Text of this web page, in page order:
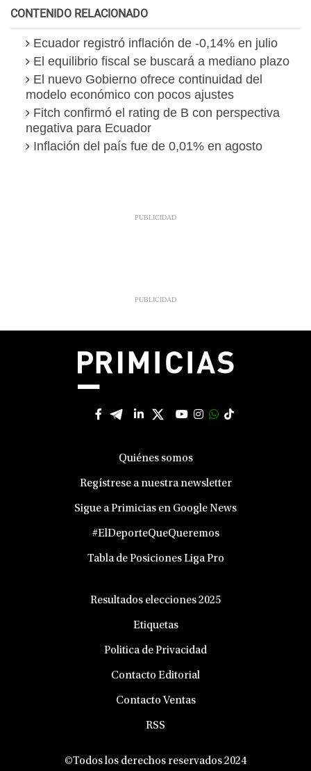
CONTENIDO RELACIONADO
Ecuador registró inflación de -0,14% en julio
El equilibrio fiscal se buscará a mediano plazo
El nuevo Gobierno ofrece continuidad del
modelo económico con pocos ajustes
Fitch confirmó el rating de B con perspectiva
negativa para Ecuador
Inflación del país fue de 0,01% en agosto
Quiénes somos
Regístrese a nuestra newsletter
Sigue a Primicias en Google News
#ElDeporteQueQueremos
Tabla de Posiciones Liga Pro
Resultados elecciones 2025
Etiquetas
Politica de Privacidad
Contacto Editorial
Contacto Ventas
RSS
©Todos los derechos reservados 2024